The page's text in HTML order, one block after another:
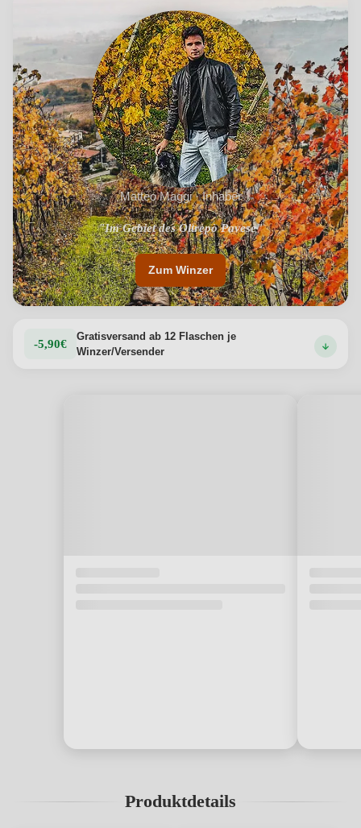
Der Abgang ist lang und schmackhaft, mit einer zarten
Erinnerung an fruchtige und pflanzliche Noten.
Produktdetails anzeigen →
Matteo Maggi · Inhaber
"Im Gebiet des Oltrepò Pavese"
Zum Winzer
-5,90€
Gratisversand ab 12 Flaschen je
Winzer/Versender
Produktdetails